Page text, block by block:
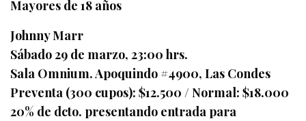
Mayores de 18 años
Johnny Marr
Sábado 29 de marzo, 23:00 hrs.
Sala Omnium. Apoquindo #4900, Las Condes
Preventa (300 cupos): $12.500 / Normal: $18.000
20% de dcto. presentando entrada para